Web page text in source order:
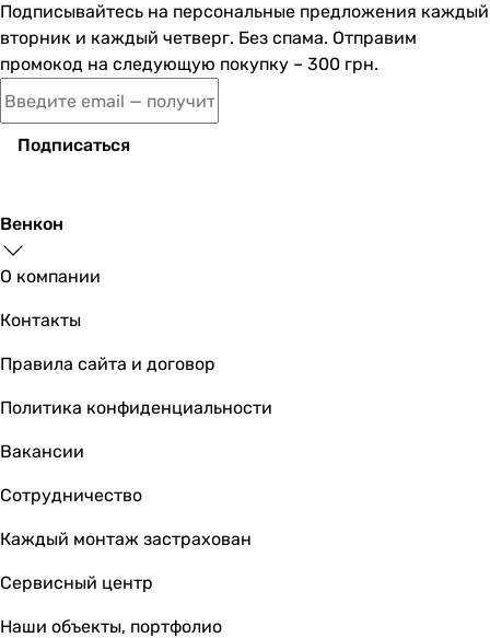
Подписывайтесь на персональные предложения каждый
вторник и каждый четверг. Без спама. Отправим
промокод на следующую покупку – 300 грн.
Подписаться
Венкон
О компании
Контакты
Правила сайта и договор
Политика конфиденциальности
Вакансии
Сотрудничество
Каждый монтаж застрахован
Сервисный центр
Наши объекты, портфолио